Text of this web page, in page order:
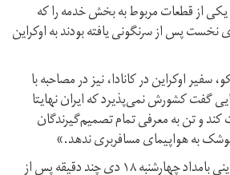
از قطعات مربوط به بخش خدمه را که
نخست پس از سرنگونی یافته بودند به اوکراین
اوکراین در کانادا، نیز در مصاحبه با
گفت کشورش نمی‌پذیرد که ایران نهایتا
کند و تن به معرفی تمام تصمیم‌گیرندگان
به هواپیمای مسافربری ندهد.»